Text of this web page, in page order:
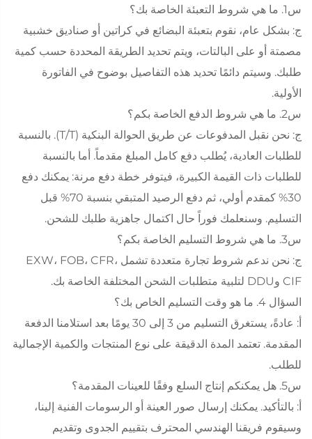
س1. ما هي شروط التعبئة الخاصة بك؟
ج: بشكل عام، نقوم بتعبئة البضائع في كراتين أو صناديق خشبية
مصمتة أو على البالتات، ويتم تحديد الطريقة المحددة حسب كمية
طلبك. وسيتم دائمًا تحديد هذه التفاصيل بوضوح في الفاتورة
الأولية.
س2. ما هي شروط الدفع الخاصة بكم؟
ج: نحن نقبل المدفوعات عن طريق الحوالة البنكية (T/T). بالنسبة
للطلبات العادية، يُطلب دفع كامل المبلغ مقدماً. أما بالنسبة
للطلبات ذات القيمة الكبيرة، فيتوفر خطة دفع مرنة: يمكنك دفع
30% كمقدم أولي، ثم دفع الرصيد المتبقي بنسبة 70% قبل
التسليم. وسنعلمك فوراً حال اكتمال جاهزية طلبك للشحن.
س3. ما هي شروط التسليم الخاصة بكم؟
ج: نحن ندعم شروط تجارة متعددة تشمل EXW، FOB، CFR،
CIF وDDU لتلبية متطلبات الشحن المختلفة الخاصة بك.
السؤال 4. ما هو وقت التسليم الخاص بك؟
أ: عادةً، يستغرق التسليم من 3 إلى 30 يومًا بعد استلامنا الدفعة
المقدمة. تعتمد المدة الدقيقة على نوع المنتجات والكمية الإجمالية
للطلب.
س5. هل يمكنكم إنتاج السلع وفقًا للعينات المقدمة؟
أ: بالتأكيد. يمكنك إرسال صور العينة أو الرسومات الفنية إلينا،
وسيقوم فريقنا الهندسي المحترف بتقييم الجدوى وتقديم